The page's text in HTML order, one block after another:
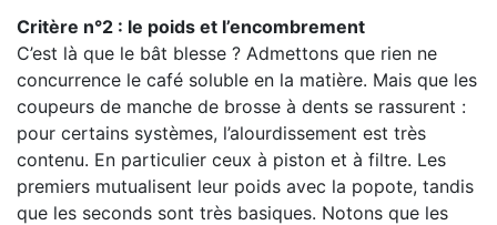
Critère n°2 : le poids et l’encombrement
C’est là que le bât blesse ? Admettons que rien ne
concurrence le café soluble en la matière. Mais que les
coupeurs de manche de brosse à dents se rassurent :
pour certains systèmes, l’alourdissement est très
contenu. En particulier ceux à piston et à filtre. Les
premiers mutualisent leur poids avec la popote, tandis
que les seconds sont très basiques. Notons que les